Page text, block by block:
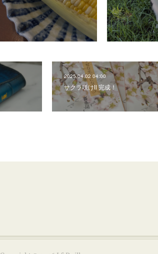
2025.04.02 04:00
サクラ咲けⅡ 完成！